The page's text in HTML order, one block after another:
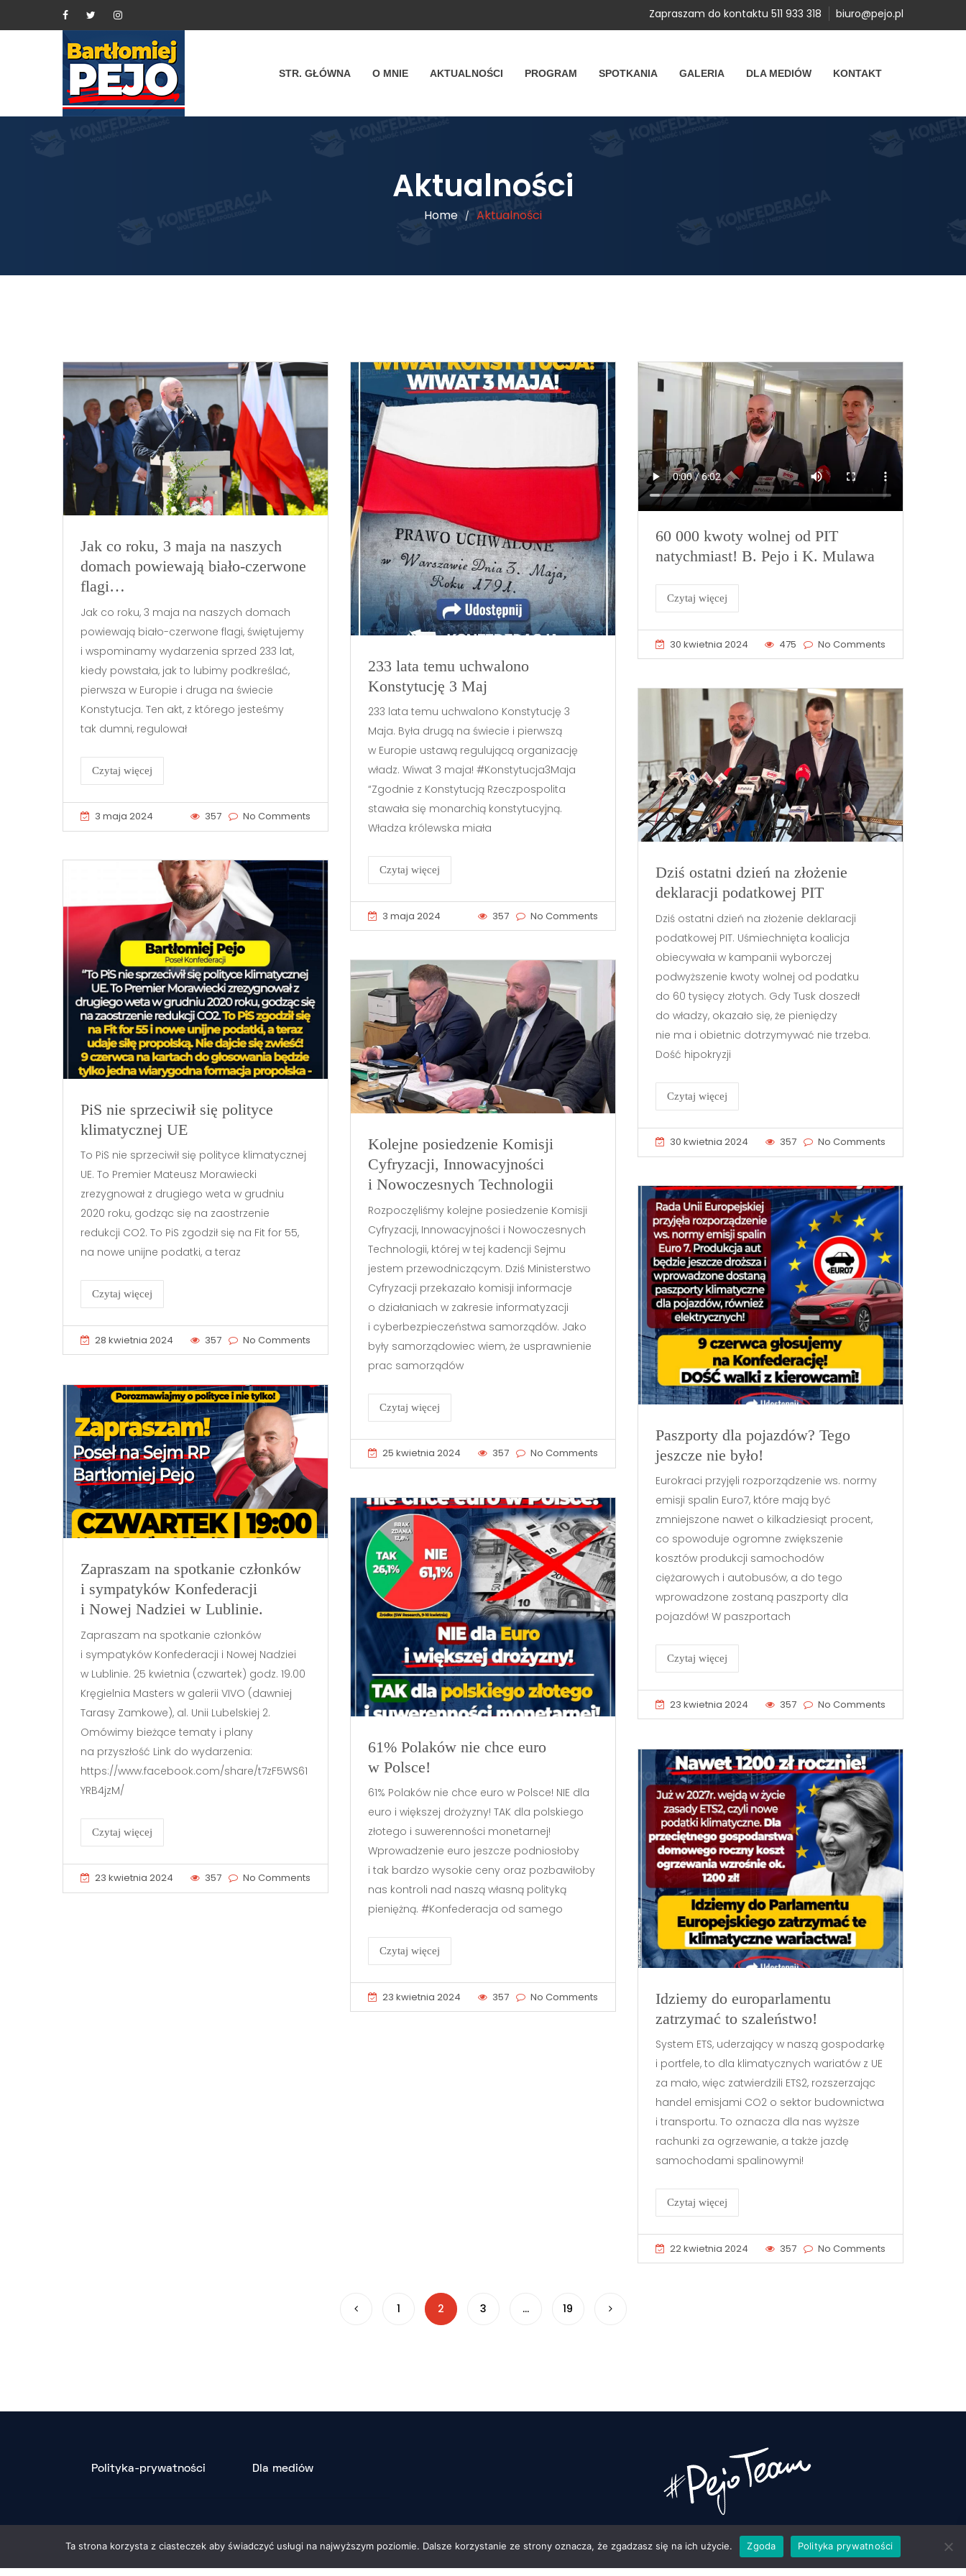
Zapraszam do kontaktu 511 933 318 biuro@pejo.pl
STR. GŁÓWNA O MNIE AKTUALNOŚCI PROGRAM SPOTKANIA GALERIA DLA MEDIÓW KONTAKT
Aktualności
Home / Aktualności
Jak co roku, 3 maja na naszych
domach powiewają biało-czerwone
flagi…
Jak co roku, 3 maja na naszych domach
powiewają biało-czerwone flagi, świętujemy
i wspominamy wydarzenia sprzed 233 lat,
kiedy powstała, jak to lubimy podkreślać,
pierwsza w Europie i druga na świecie
Konstytucja. Ten akt, z którego jesteśmy
tak dumni, regulował
Czytaj więcej
3 maja 2024 357 No Comments
233 lata temu uchwalono
Konstytucję 3 Maj
233 lata temu uchwalono Konstytucję 3
Maja. Była drugą na świecie i pierwszą
w Europie ustawą regulującą organizację
władz. Wiwat 3 maja! #Konstytucja3Maja
“Zgodnie z Konstytucją Rzeczpospolita
stawała się monarchią konstytucyjną.
Władza królewska miała
Czytaj więcej
3 maja 2024 357 No Comments
60 000 kwoty wolnej od PIT
natychmiast! B. Pejo i K. Mulawa
Czytaj więcej
30 kwietnia 2024 475 No Comments
Dziś ostatni dzień na złożenie
deklaracji podatkowej PIT
Dziś ostatni dzień na złożenie deklaracji
podatkowej PIT. Uśmiechnięta koalicja
obiecywała w kampanii wyborczej
podwyższenie kwoty wolnej od podatku
do 60 tysięcy złotych. Gdy Tusk doszedł
do władzy, okazało się, że pieniędzy
nie ma i obietnic dotrzymywać nie trzeba.
Dość hipokryzji
Czytaj więcej
30 kwietnia 2024 357 No Comments
PiS nie sprzeciwił się polityce
klimatycznej UE
To PiS nie sprzeciwił się polityce klimatycznej
UE. To Premier Mateusz Morawiecki
zrezygnował z drugiego weta w grudniu
2020 roku, godząc się na zaostrzenie
redukcji CO2. To PiS zgodził się na Fit for 55,
na nowe unijne podatki, a teraz
Czytaj więcej
28 kwietnia 2024 357 No Comments
Kolejne posiedzenie Komisji
Cyfryzacji, Innowacyjności
i Nowoczesnych Technologii
Rozpoczęliśmy kolejne posiedzenie Komisji
Cyfryzacji, Innowacyjności i Nowoczesnych
Technologii, której w tej kadencji Sejmu
jestem przewodniczącym. Dziś Ministerstwo
Cyfryzacji przekazało komisji informacje
o działaniach w zakresie informatyzacji
i cyberbezpieczeństwa samorządów. Jako
były samorządowiec wiem, że usprawnienie
prac samorządów
Czytaj więcej
25 kwietnia 2024 357 No Comments
Paszporty dla pojazdów? Tego
jeszcze nie było!
Eurokraci przyjęli rozporządzenie ws. normy
emisji spalin Euro7, które mają być
zmniejszone nawet o kilkadziesiąt procent,
co spowoduje ogromne zwiększenie
kosztów produkcji samochodów
ciężarowych i autobusów, a do tego
wprowadzone zostaną paszporty dla
pojazdów! W paszportach
Czytaj więcej
23 kwietnia 2024 357 No Comments
Zapraszam na spotkanie członków
i sympatyków Konfederacji
i Nowej Nadziei w Lublinie.
Zapraszam na spotkanie członków
i sympatyków Konfederacji i Nowej Nadziei
w Lublinie. 25 kwietnia (czwartek) godz. 19.00
Kręgielnia Masters w galerii VIVO (dawniej
Tarasy Zamkowe), al. Unii Lubelskiej 2.
Omówimy bieżące tematy i plany
na przyszłość Link do wydarzenia:
https://www.facebook.com/share/t7zF5WS61
YRB4jzM/
Czytaj więcej
23 kwietnia 2024 357 No Comments
61% Polaków nie chce euro
w Polsce!
61% Polaków nie chce euro w Polsce! NIE dla
euro i większej drożyzny! TAK dla polskiego
złotego i suwerenności monetarnej!
Wprowadzenie euro jeszcze podniosłoby
i tak bardzo wysokie ceny oraz pozbawiłoby
nas kontroli nad naszą własną polityką
pieniężną. #Konfederacja od samego
Czytaj więcej
23 kwietnia 2024 357 No Comments
Idziemy do europarlamentu
zatrzymać to szaleństwo!
System ETS, uderzający w naszą gospodarkę
i portfele, to dla klimatycznych wariatów z UE
za mało, więc zatwierdzili ETS2, rozszerzając
handel emisjami CO2 o sektor budownictwa
i transportu. To oznacza dla nas wyższe
rachunki za ogrzewanie, a także jazdę
samochodami spalinowymi!
Czytaj więcej
22 kwietnia 2024 357 No Comments
1 2 3 … 19
Polityka-prywatności Dla mediów
Ta strona korzysta z ciasteczek aby świadczyć usługi na najwyższym poziomie. Dalsze korzystanie ze strony oznacza, że zgadzasz się na ich użycie. Zgoda Polityka prywatności